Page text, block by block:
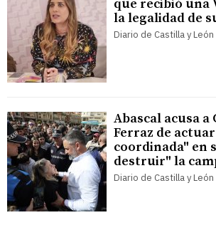
que recibió una
la legalidad de
Diario de Castilla y León
Abascal acusa a
Ferraz de
coordinada" en
destruir" la
Diario de Castilla y León